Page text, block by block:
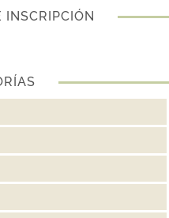
INSCRIPCIÓN